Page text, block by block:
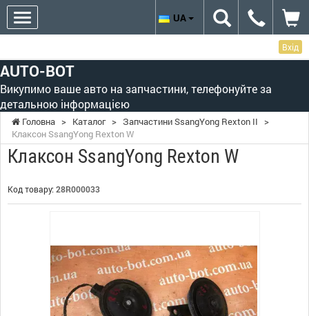
Вхід
AUTO-BOT
Викупимо ваше авто на запчастини, телефонуйте за
детальною інформацією
UA
Головна > Каталог > Запчастини SsangYong Rexton II
>
Клаксон SsangYong Rexton W
Клаксон SsangYong Rexton W
Код товару: 28R000033